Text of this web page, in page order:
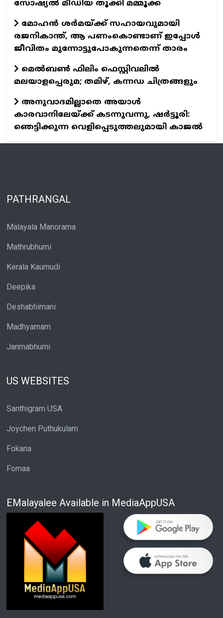
സോഷ്യല്‍ മീഡിയ തൂക്കി മമ്മൂക്ക
മോഹന്‍ ശര്‍മയ്ക്ക് സഹായവുമായി
രജനികാന്ത്, ആ പണംകൊണ്ടാണ് ഇപ്പോള്‍
ജീവിതം മുന്നോട്ടുപോകുന്നതെന്ന് താരം
മെല്‍ബണ്‍ ഫിലിം ഫെസ്റ്റിവലില്‍
മലയാളപ്പെരുമ; തമിഴ്, കന്നഡ ചിത്രങ്ങളും
അനുവാദമില്ലാതെ അയാള്‍
കാരവാനിലേയ്ക്ക് കടന്നുവന്നു, ഷര്‍ട്ടൂരി:
ഞെട്ടിക്കുന്ന വെളിപ്പെടുത്തലുമായി കാജല്‍
PATHRANGAL
Malayala Manorama
Mathrubhumi
Kerala Kaumudi
Deepika
Deshabhimani
Madhyamam
Janmabhumi
US WEBSITES
Santhigram USA
Joychen Puthukulam
Fokana
Fomaa
EMalayalee Available in MediaAppUSA